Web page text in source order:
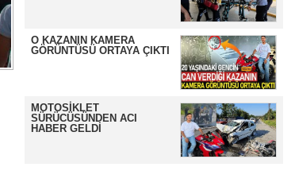
O KAZANIN KAMERA
GÖRÜNTÜSÜ ORTAYA ÇIKTI
MOTOSİKLET
SÜRÜCÜSÜNDEN ACI
HABER GELDİ